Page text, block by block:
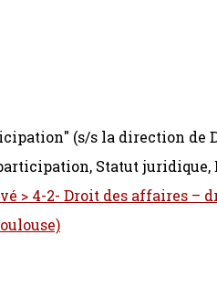
(s/s la direction de
Statut
> 4-2- Droit des affaires –